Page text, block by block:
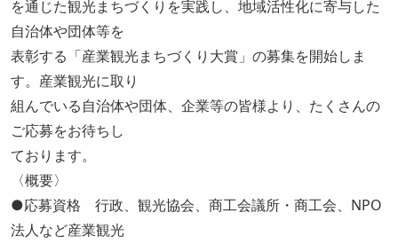
を通じた観光まちづくりを実践し、地域活性化に寄与した
自治体や団体等を
表彰する「産業観光まちづくり大賞」の募集を開始しま
す。産業観光に取り
組んでいる自治体や団体、企業等の皆様より、たくさんの
ご応募をお待ちし
ております。
〈概要〉
●応募資格 行政、観光協会、商工会議所・商工会、NPO
法人など産業観光